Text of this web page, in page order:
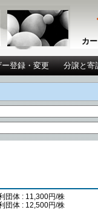
カ
ー登録・変更 分譲と寄
団体 : 11,300円/株
団体 : 12,500円/株